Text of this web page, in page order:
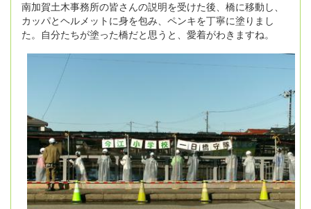
南加賀土木事務所の皆さんの説明を受けた後、橋に移動し、
カッパとヘルメットに身を包み、ペンキを丁寧に塗りまし
た。自分たちが塗った橋だと思うと、愛着がわきますね。